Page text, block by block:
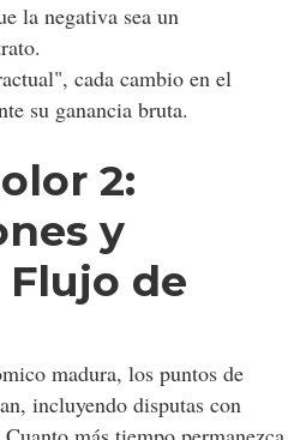
la negativa sea un
cada cambio en el
su ganancia bruta.
2:
y
Flujo de
madura, los puntos de
incluyendo disputas con
a las
archivos de datos